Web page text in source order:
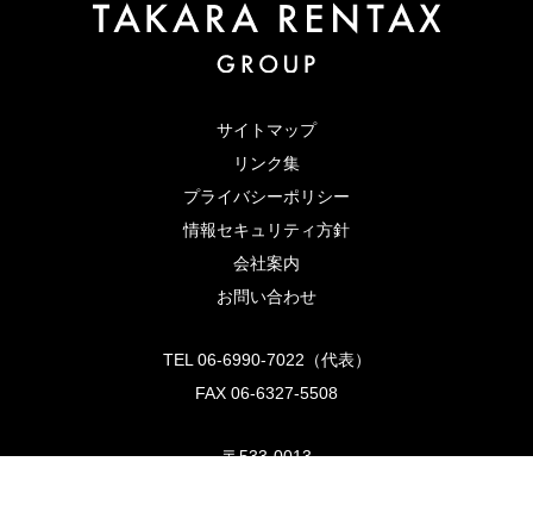
サイトマップ
リンク集
プライバシーポリシー
情報セキュリティ方針
会社案内
お問い合わせ
TEL 06-6990-7022（代表）
FAX 06-6327-5508
〒533-0013